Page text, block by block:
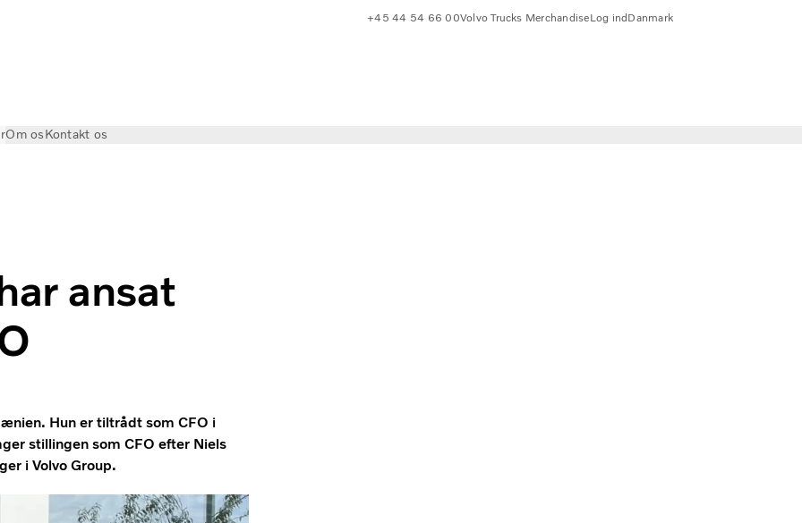
+45 44 54 66 00Volvo Trucks MerchandiseLog ind Danmark
Om osKontakt os
ansat
Hun er tiltrådt som CFO i
stillingen som CFO efter Niels
i Volvo Group.